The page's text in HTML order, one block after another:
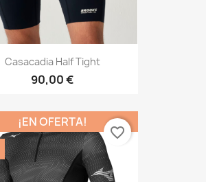
Casacadia Half Tight
90,00 €
¡EN OFERTA!
favorite_border